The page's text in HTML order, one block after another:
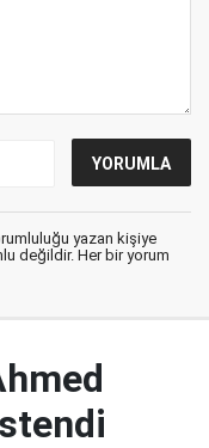
yazan kişiye
değildir. Her bir yorum